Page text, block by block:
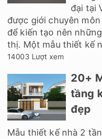
đại tại
được giới chuyên
để kiến tạo nên
thị. Một mẫu thiết kế
14003 Lượt xem
20+
tầng
đẹp
Mẫu thiết kế nhà 2